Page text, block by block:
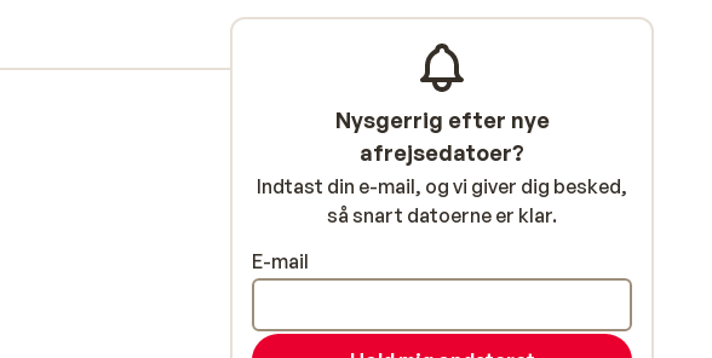
Nysgerrig efter nye
afrejsedatoer?
Indtast din e-mail, og vi giver dig besked,
så snart datoerne er klar.
E-mail